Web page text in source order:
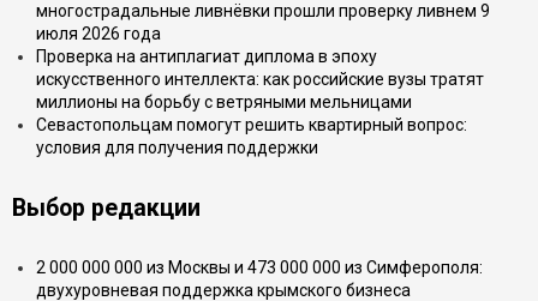
многострадальные ливнёвки прошли проверку ливнем 9
июля 2026 года
Проверка на антиплагиат диплома в эпоху
искусственного интеллекта: как российские вузы тратят
миллионы на борьбу с ветряными мельницами
Севастопольцам помогут решить квартирный вопрос:
условия для получения поддержки
Выбор редакции
2 000 000 000 из Москвы и 473 000 000 из Симферополя:
двухуровневая поддержка крымского бизнеса